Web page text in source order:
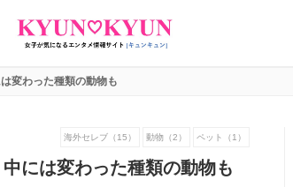
変わった種類の動物も
海外セレブ（15） 動物（2） ペット（1）
には変わった種類の動物も